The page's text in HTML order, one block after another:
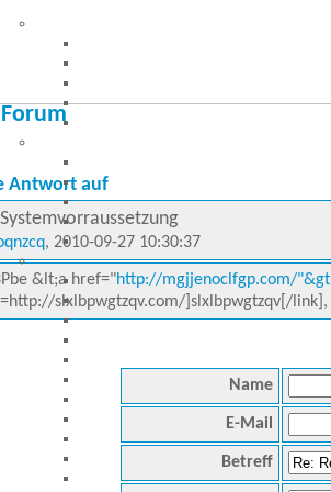
Forum
Antwort auf
, 2010-09-27 10:30:37
&lt;a href="http://mgjjenoclfgp.com/
slxlbpwgtzqv.com/]slxlbpwgtzqv[/link],
Name
E-Mail
Betreff